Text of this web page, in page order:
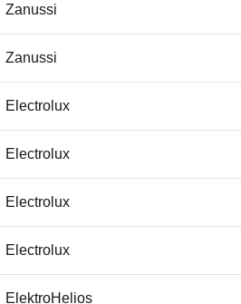
Zanussi
Zanussi
Electrolux
Electrolux
Electrolux
Electrolux
ElektroHelios